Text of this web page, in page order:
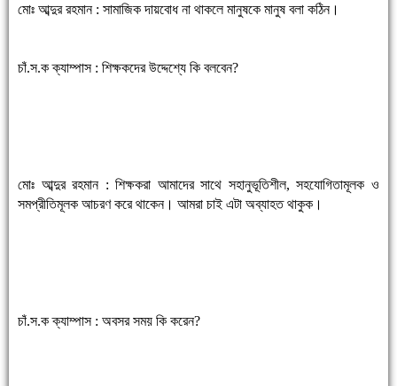
মোঃ আব্দুর রহমান : সামাজিক দায়বোধ না থাকলে মানুষকে মানুষ বলা কঠিন।
চাঁ.স.ক ক্যাম্পাস : শিক্ষকদের উদ্দেশ্যে কি বলবেন?
মোঃ আব্দুর রহমান : শিক্ষকরা আমাদের সাথে সহানুভূতিশীল, সহযোগিতামূলক ও
সমপ্রীতিমূলক আচরণ করে থাকেন। আমরা চাই এটা অব্যাহত থাকুক।
চাঁ.স.ক ক্যাম্পাস : অবসর সময় কি করেন?